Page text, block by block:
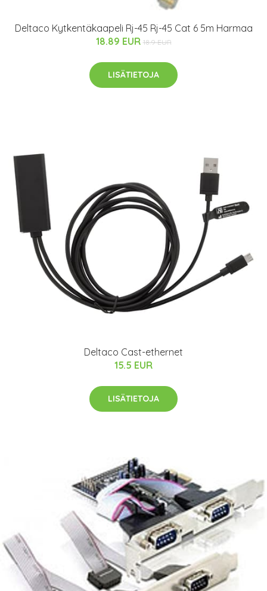
Deltaco Kytkentäkaapeli Rj-45 Rj-45 Cat 6 5m Harmaa
18.89 EUR 18.9 EUR
LISÄTIETOJA
Deltaco Cast-ethernet
15.5 EUR
LISÄTIETOJA